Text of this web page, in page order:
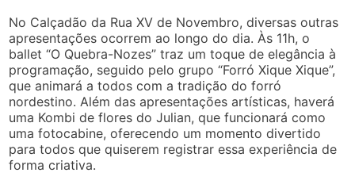
No Calçadão da Rua XV de Novembro, diversas outras
apresentações ocorrem ao longo do dia. Às 11h, o
ballet “O Quebra-Nozes” traz um toque de elegância à
programação, seguido pelo grupo “Forró Xique Xique”,
que animará a todos com a tradição do forró
nordestino. Além das apresentações artísticas, haverá
uma Kombi de flores do Julian, que funcionará como
uma fotocabine, oferecendo um momento divertido
para todos que quiserem registrar essa experiência de
forma criativa.